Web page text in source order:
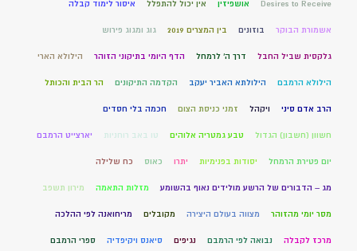
Desires to Receive אושפיזין אין יכול להתפלל איסור לימוד קבלה
אשמורת הבוקר בוזונים בין המצרים 2019 גוג ומגוג פירוש
גלקסית שביל החבל דרך ה' לרמחל הדף היומי בתיקוני הזוהר הילולא הארי
הילולא הרמבם הילולתא האביר יעקב הקדמה התיקונים הר הבית והכותל
הרב אדם סיני ויקהל זמני כניסת הצום חכמה בלי חסדים
חשוון (חשבון) הגדול טבע גמטריה אלוהים טו באב רוחניות יארצייט הרמבם
יום פטירת הרמחל יסודות בפנימיות יתרו כאוס כח שלילה
מג – הדבורים של הרשע מולידים נאוף בהשומע מזלות התאמה מירון תשפב
מסר יומי מהזוהר מצווה בעולם היצירה מקובלים מריחואנה לפי ההלכה
מרכז לקבלה נבואה לפי הרמבם נגיפים סיאנס ויקיפדיה ספרי הרמבם